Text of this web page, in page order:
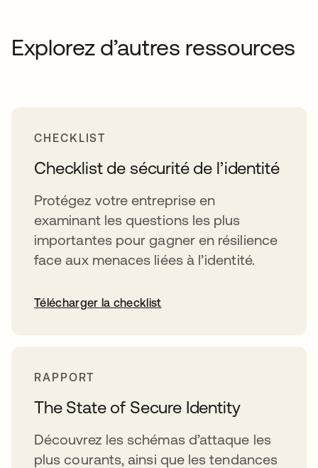
Explorez d’autres ressources
CHECKLIST
Checklist de sécurité de l’identité
Protégez votre entreprise en
examinant les questions les plus
importantes pour gagner en résilience
face aux menaces liées à l’identité.
Télécharger la checklist
RAPPORT
The State of Secure Identity
Découvrez les schémas d’attaque les
plus courants, ainsi que les tendances